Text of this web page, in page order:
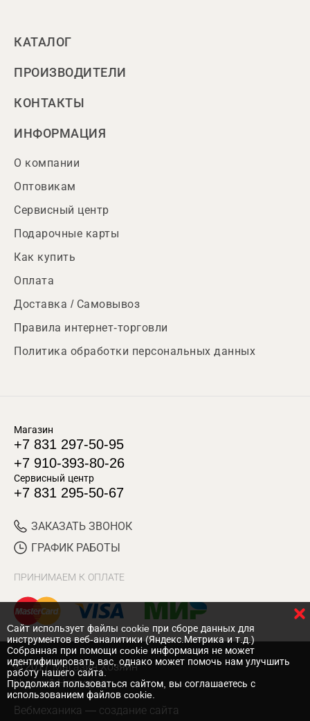
КАТАЛОГ
ПРОИЗВОДИТЕЛИ
КОНТАКТЫ
ИНФОРМАЦИЯ
О компании
Оптовикам
Сервисный центр
Подарочные карты
Как купить
Оплата
Доставка / Самовывоз
Правила интернет-торговли
Политика обработки персональных данных
Магазин
+7 831 297-50-95
+7 910-393-80-26
Сервисный центр
+7 831 295-50-67
ЗАКАЗАТЬ ЗВОНОК
ГРАФИК РАБОТЫ
ПРИНИМАЕМ К ОПЛАТЕ
© 2017 Магазин Хозяин
Нижний Новгород
Вебмеханика — создание сайта
Cайт использует файлы cookie при сборе данных для
инструментов веб-аналитики (Яндекс.Метрика и т.д.)
Собранная при помощи cookie информация не может
идентифицировать вас, однако может помочь нам улучшить
работу нашего сайта.
Продолжая пользоваться сайтом, вы соглашаетесь с
использованием файлов cookie.